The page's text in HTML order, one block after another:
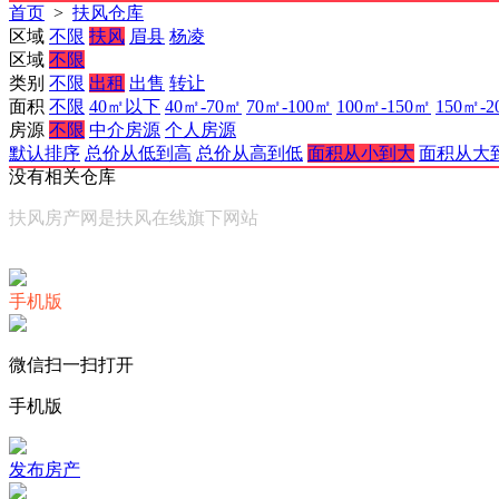
首页 > 扶风仓库
区域 不限 扶风 眉县 杨凌
区域 不限
类别 不限 出租 出售 转让
面积 不限 40㎡以下 40㎡-70㎡ 70㎡-100㎡ 100㎡-150㎡ 150㎡-
房源 不限 中介房源 个人房源
默认排序 总价从低到高 总价从高到低 面积从小到大 面积从大
没有相关仓库
扶风房产网是扶风在线旗下网站
手机版
微信扫一扫打开
手机版
发布房产